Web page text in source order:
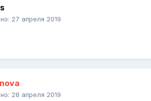
27 апреля 2019
28 апреля 2019